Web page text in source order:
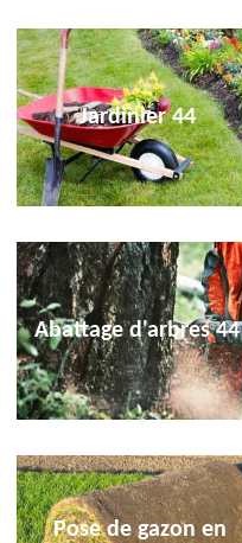
Jardinier 44
Abattage d'arbres 44
Pose de gazon en